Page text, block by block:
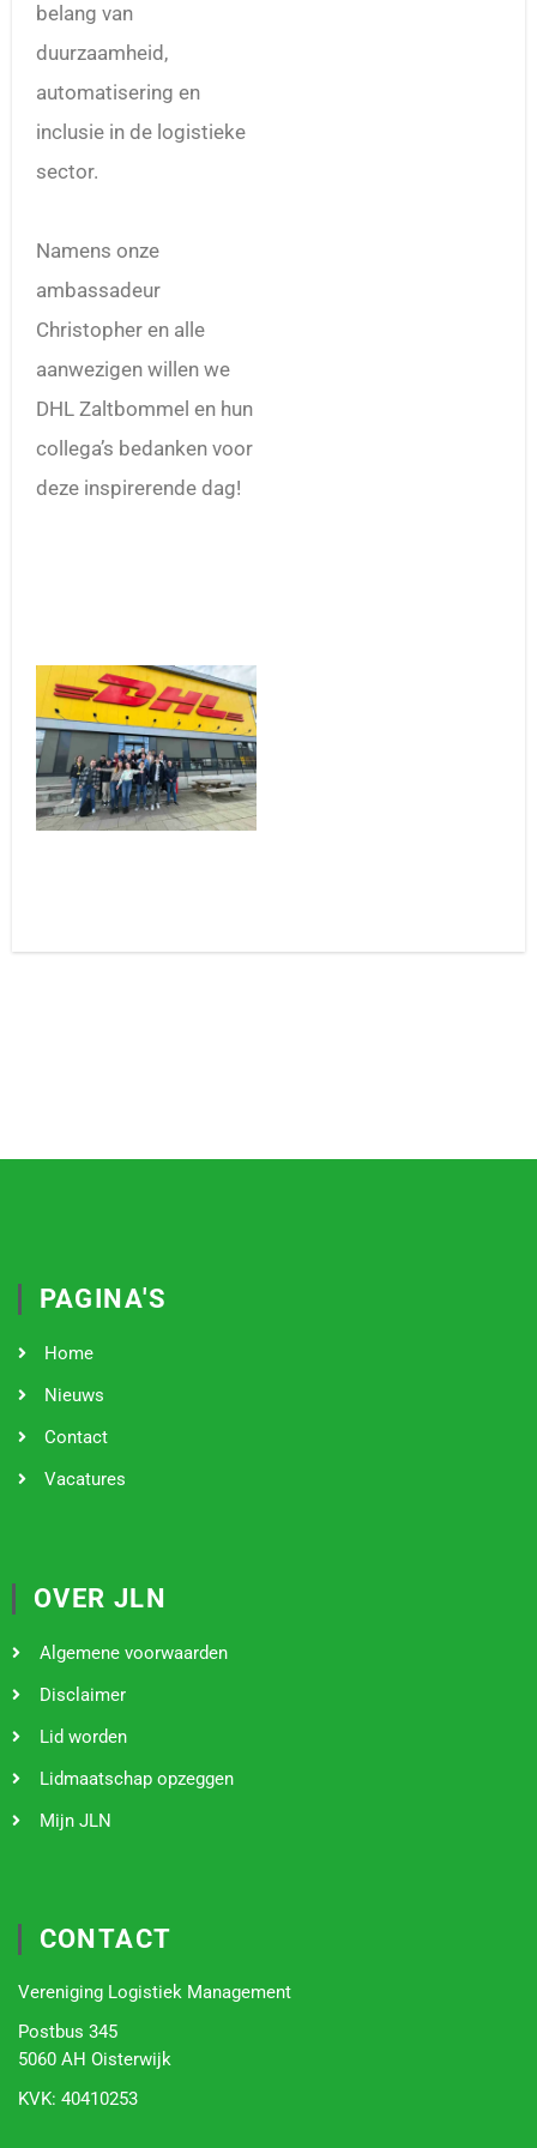
belang van
duurzaamheid,
automatisering en
inclusie in de logistieke
sector.
Namens onze
ambassadeur
Christopher en alle
aanwezigen willen we
DHL Zaltbommel en hun
collega’s bedanken voor
deze inspirerende dag!
PAGINA'S
Home
Nieuws
Contact
Vacatures
OVER JLN
Algemene voorwaarden
Disclaimer
Lid worden
Lidmaatschap opzeggen
Mijn JLN
CONTACT
Vereniging Logistiek Management
Postbus 345
5060 AH Oisterwijk
KVK: 40410253